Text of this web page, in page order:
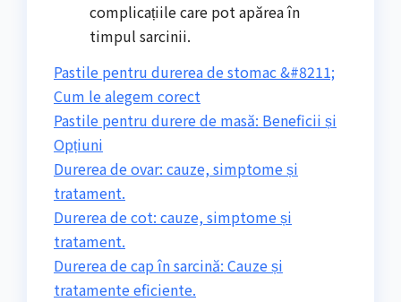
complicațiile care pot apărea în
timpul sarcinii.
Pastile pentru durerea de stomac &#8211;
Cum le alegem corect
Pastile pentru durere de masă: Beneficii și
Opțiuni
Durerea de ovar: cauze, simptome și
tratament.
Durerea de cot: cauze, simptome și
tratament.
Durerea de cap în sarcină: Cauze și
tratamente eficiente.